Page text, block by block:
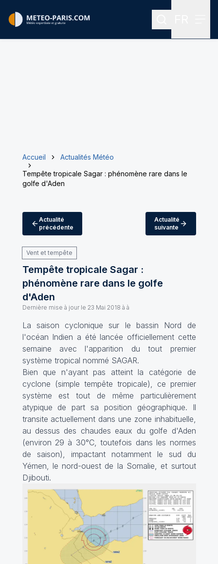
Rechercher
Accueil
Actualités Météo
Tempête tropicale Sagar : phénomène rare dans le
golfe d'Aden
Actualité
précédente
Actualité
suivante
Vent et tempête
Tempête tropicale Sagar :
phénomène rare dans le golfe
d'Aden
Dernière mise à jour le 23 Mai 2018 à à
La saison cyclonique sur le bassin Nord de
l'océan Indien a été lancée officiellement cette
semaine avec l'apparition du tout premier
système tropical nommé SAGAR.
Bien que n'ayant pas atteint la catégorie de
cyclone (simple tempête tropicale), ce premier
système est tout de même particulièrement
atypique de part sa position géographique. Il
transite actuellement dans une zone inhabituelle,
au dessus des chaudes eaux du golfe d'Aden
(environ 29 à 30°C, toutefois dans les normes
de saison), impactant notamment le sud du
Yémen, le nord-ouest de la Somalie, et surtout
Djibouti.